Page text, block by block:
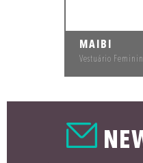
MAIBI
Vestuário